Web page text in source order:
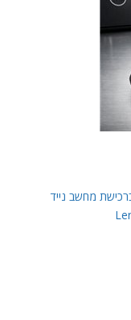
נייד ב -99 ש"ח | ברכישת מחשב נייד